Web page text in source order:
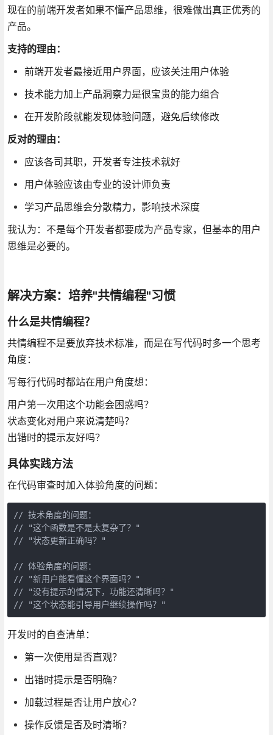
现在的前端开发者如果不懂产品思维，很难做出真正优秀的
产品。
支持的理由：
前端开发者最接近用户界面，应该关注用户体验
技术能力加上产品洞察力是很宝贵的能力组合
在开发阶段就能发现体验问题，避免后续修改
反对的理由：
应该各司其职，开发者专注技术就好
用户体验应该由专业的设计师负责
学习产品思维会分散精力，影响技术深度
我认为：不是每个开发者都要成为产品专家，但基本的用户
思维是必要的。
解决方案：培养"共情编程"习惯
什么是共情编程？
共情编程不是要放弃技术标准，而是在写代码时多一个思考
角度：
写每行代码时都站在用户角度想：
用户第一次用这个功能会困惑吗？
状态变化对用户来说清楚吗？
出错时的提示友好吗？
具体实践方法
在代码审查时加入体验角度的问题：
// 技术角度的问题：
// "这个函数是不是太复杂了？"
// "状态更新正确吗？"
// 体验角度的问题：
// "新用户能看懂这个界面吗？"
// "没有提示的情况下，功能还清晰吗？"
// "这个状态能引导用户继续操作吗？"
开发时的自查清单：
第一次使用是否直观？
出错时提示是否明确？
加载过程是否让用户放心？
操作反馈是否及时清晰？